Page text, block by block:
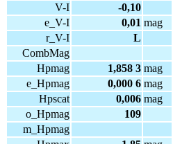
V-I
-0,10
e_V-I
0,01 mag
r_V-I
L
CombMag
Hpmag
1,858 3 mag
e_Hpmag
0,000 6 mag
Hpscat
0,006 mag
o_Hpmag
109
m_Hpmag